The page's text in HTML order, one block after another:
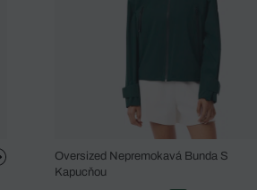
Oversized Nepremokavá Bunda S
Kapucňou